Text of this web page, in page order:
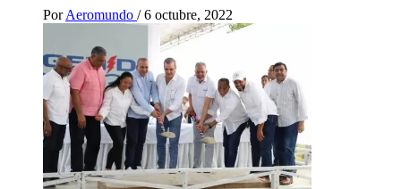
Por Aeromundo / 6 octubre, 2022